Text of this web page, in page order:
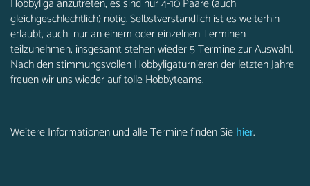
Hobbyliga anzutreten, es sind nur 4-10 Paare (auch
gleichgeschlechtlich) nötig. Selbstverständlich ist es weiterhin
erlaubt, auch nur an einem oder einzelnen Terminen
teilzunehmen, insgesamt stehen wieder 5 Termine zur Auswahl.
Nach den stimmungsvollen Hobbyligaturnieren der letzten Jahre
freuen wir uns wieder auf tolle Hobbyteams.
Weitere Informationen und alle Termine finden Siehier.